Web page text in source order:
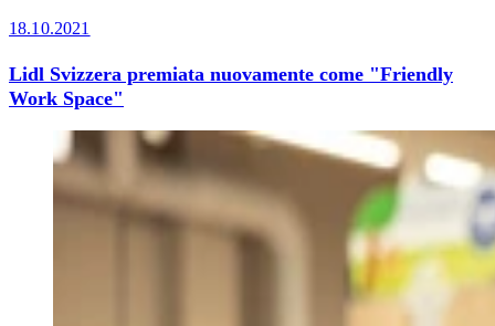
18.10.2021
Lidl Svizzera premiata nuovamente come "Friendly
Work Space"